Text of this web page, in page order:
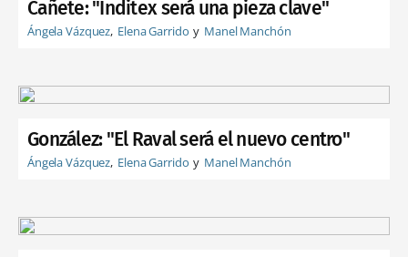
Cañete: "Inditex será una pieza clave"
Ángela Vázquez Elena Garrido Manel Manchón
González: "El Raval será el nuevo centro"
Ángela Vázquez Elena Garrido Manel Manchón